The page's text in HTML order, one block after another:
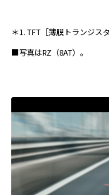
＊1. TFT［薄膜トランジ
■写真はRZ（8AT）。